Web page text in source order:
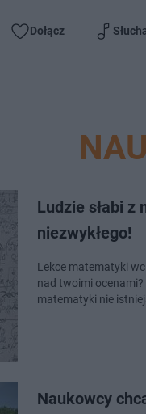
Dołącz
Ludzie słabi z
niezwykłego!
Lekce matematyki
nad twoimi ocenami?
matematyki nie
Naukowcy